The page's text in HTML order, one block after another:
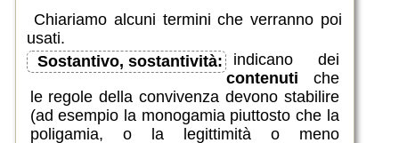
Chiariamo alcuni termini che verranno poi
usati.
Sostantivo, sostantività:
indicano dei
contenuti che
le regole della convivenza devono stabilire
(ad esempio la monogamia piuttosto che la
poligamia, o la legittimità o meno